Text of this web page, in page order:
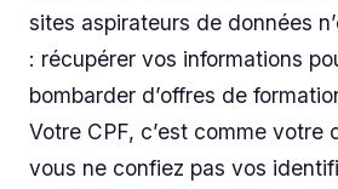
sites aspirateurs de données
: récupérer vos informations
bombarder d’offres de
Votre CPF, c’est comme votre
vous ne confiez pas vos